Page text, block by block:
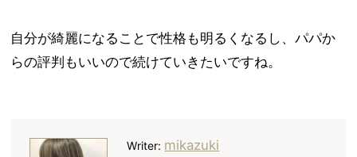
自分が綺麗になることで性格も明るくなるし、パパか
らの評判もいいので続けていきたいですね。
Writer: mikazuki